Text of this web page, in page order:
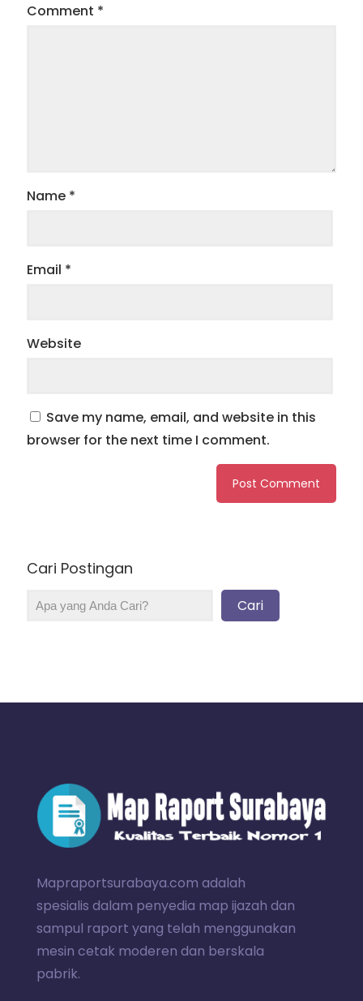
Comment *
Name *
Email *
Website
Save my name, email, and website in this
browser for the next time I comment.
Cari Postingan
Cari
Mapraportsurabaya.com adalah
spesialis dalam penyedia map ijazah dan
sampul raport yang telah menggunakan
mesin cetak moderen dan berskala
pabrik.